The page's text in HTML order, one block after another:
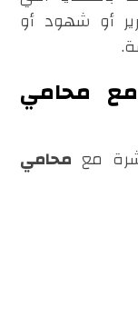
أو شهود أو
محامي
مع محامي